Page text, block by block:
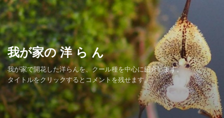
コ
ン
テ
ン
ツ
へ
ス
ッ
プ
我が家の 洋 ら ん
我が家で開花した洋らんを、クール種を中心に紹介します。
タイトルをクリックするとコメントを残せます。